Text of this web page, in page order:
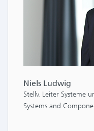
Niels Ludwig
Stellv. Leiter Systeme
Systems and